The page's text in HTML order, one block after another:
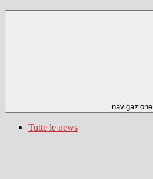
navigazione
Tutte le news